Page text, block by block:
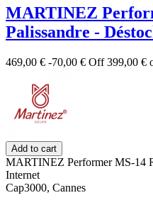
MARTINEZ
Palissandre -
469,00 € -70,00 € Off 399,00 €
Add to cart
MARTINEZ Performer MS-14
Internet
Cap3000, Cannes